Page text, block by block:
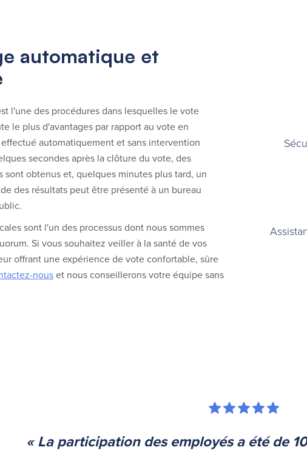
automatique et
l'une des procédures dans lesquelles le vote
le plus d'avantages par rapport au vote en
automatiquement et sans intervention
secondes après la clôture du vote, des
sont obtenus et, quelques minutes plus tard, un
des résultats peut être présenté à un bureau
sont l'un des processus dont nous sommes
Si vous souhaitez veiller à la santé de vos
offrant une expérience de vote confortable, sûre
nouset nous conseillerons votre équipe sans
« La participation des employés a été de